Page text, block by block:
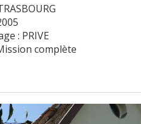
: PRIVE
complète